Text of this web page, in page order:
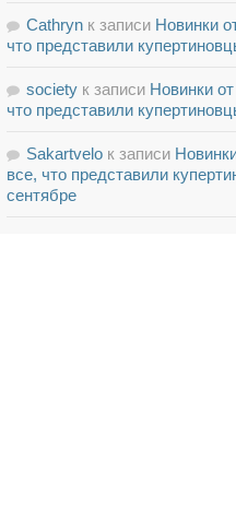
Cathryn к записи Новинки
что представили
society к записи Новинки
что представили
Sakartvelo к записи
все, что представили
сентябре